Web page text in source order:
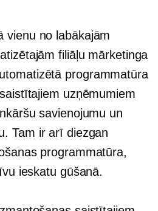
vienu no labākajām
filiāļu mārketinga
programmatūra
uzņēmumiem
savienojumu un
Tam ir arī diezgan
programmatūra,
ieskatu gūšanā.